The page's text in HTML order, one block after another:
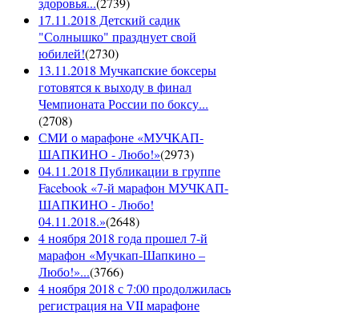
17.11.2018 Детский садик
"Солнышко" празднует свой
юбилей!(2730)
13.11.2018 Мучкапские боксеры
готовятся к выходу в финал
Чемпионата России по боксу...
(2708)
СМИ о марафоне «МУЧКАП-
ШАПКИНО - Любо!»(2973)
04.11.2018 Публикации в группе
Facebook «7-й марафон МУЧКАП-
ШАПКИНО - Любо!
04.11.2018.»(2648)
4 ноября 2018 года прошел 7-й
марафон «Мучкап-Шапкино –
Любо!»...(3766)
4 ноября 2018 с 7:00 продолжилась
регистрация на VII марафоне